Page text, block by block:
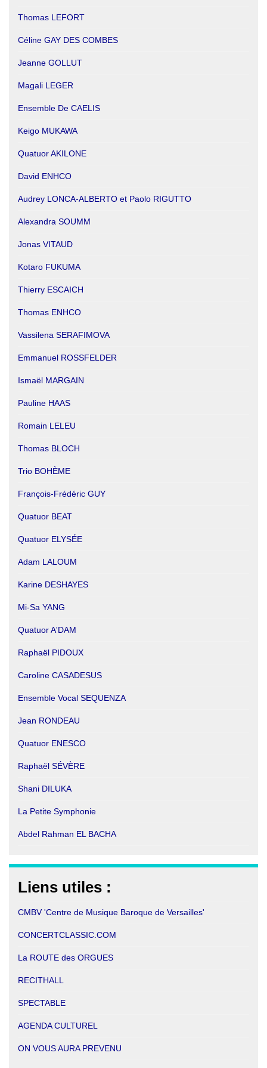
Thomas LEFORT
Céline GAY DES COMBES
Jeanne GOLLUT
Magali LEGER
Ensemble De CAELIS
Keigo MUKAWA
Quatuor AKILONE
David ENHCO
Audrey LONCA-ALBERTO et Paolo RIGUTTO
Alexandra SOUMM
Jonas VITAUD
Kotaro FUKUMA
Thierry ESCAICH
Thomas ENHCO
Vassilena SERAFIMOVA
Emmanuel ROSSFELDER
Ismaël MARGAIN
Pauline HAAS
Romain LELEU
Thomas BLOCH
Trio BOHÈME
François-Frédéric GUY
Quatuor BEAT
Quatuor ELYSÉE
Adam LALOUM
Karine DESHAYES
Mi-Sa YANG
Quatuor A'DAM
Raphaël PIDOUX
Caroline CASADESUS
Ensemble Vocal SEQUENZA
Jean RONDEAU
Quatuor ENESCO
Raphaël SÉVÈRE
Shani DILUKA
La Petite Symphonie
Abdel Rahman EL BACHA
Liens utiles :
CMBV 'Centre de Musique Baroque de Versailles'
CONCERTCLASSIC.COM
La ROUTE des ORGUES
RECITHALL
SPECTABLE
AGENDA CULTUREL
ON VOUS AURA PREVENU